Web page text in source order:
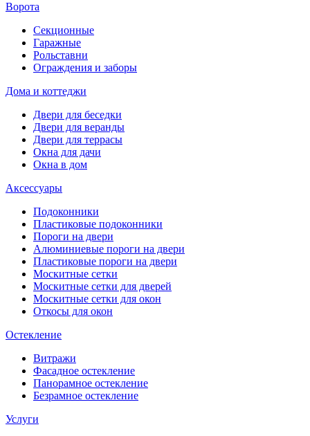
Ворота
Секционные
Гаражные
Рольставни
Ограждения и заборы
Дома и коттеджи
Двери для беседки
Двери для веранды
Двери для террасы
Окна для дачи
Окна в дом
Аксессуары
Подоконники
Пластиковые подоконники
Пороги на двери
Алюминиевые пороги на двери
Пластиковые пороги на двери
Москитные сетки
Москитные сетки для дверей
Москитные сетки для окон
Откосы для окон
Остекление
Витражи
Фасадное остекление
Панорамное остекление
Безрамное остекление
Услуги